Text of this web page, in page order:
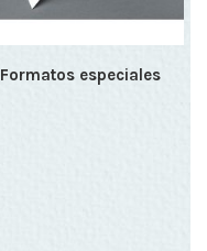
Formatos especiales